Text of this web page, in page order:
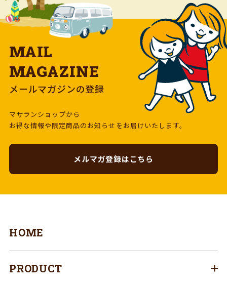
MAIL
MAGAZINE
メールマガジンの登録
マサランショップから
お得な情報や限定商品のお知らせをお届けいたします。
メルマガ登録はこちら
HOME
PRODUCT